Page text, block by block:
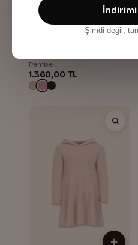
Pembe
1.360,00 TL
İndirimi
Şimdi değil,